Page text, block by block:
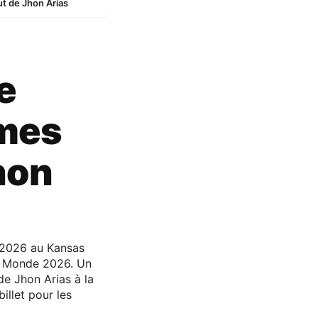
de Jhon Arias
au Kansas
2026. Un
Jhon Arias à la
pour les